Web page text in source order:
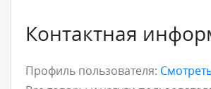
Контактная
Профиль пользователя: